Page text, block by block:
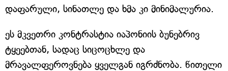
დაფარული, სინათლე და ხმა კი მინიმალურია.
ეს მკვეთრი კონტრასტია იაპონიის ბუნებრივ
ტყეებთან, სადაც სიცოცხლე და
მრავალფეროვნება ყველგან იგრძნობა. წითელი